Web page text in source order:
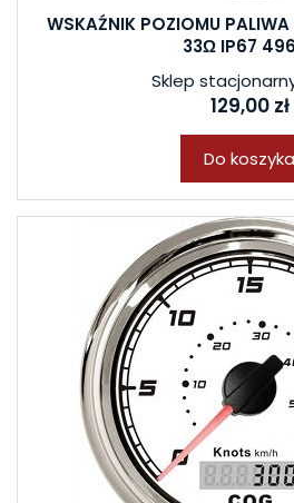
WSKAŹNIK POZIOMU
33Ω IP67
Sklep
129,00 zł
Do koszyka